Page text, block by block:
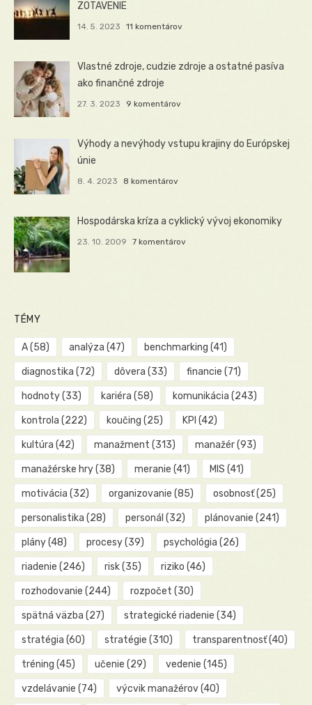
ZOTAVENIE
14. 5. 2023 11 komentárov
Vlastné zdroje, cudzie zdroje a ostatné pasíva
ako finančné zdroje
27. 3. 2023 9 komentárov
Výhody a nevýhody vstupu krajiny do Európskej
únie
8. 4. 2023 8 komentárov
Hospodárska kríza a cyklický vývoj ekonomiky
23. 10. 2009 7 komentárov
TÉMY
A(58) analýza (47) benchmarking (41)
diagnostika (72) dôvera (33) financie (71)
hodnoty(33) kariéra (58) komunikácia (243)
kontrola (222) koučing (25) KPI (42)
kultúra (42) manažment (313) manažér(93)
manažérske hry(38) meranie (41) MIS (41)
motivácia (32) organizovanie (85) osobnosť(25)
personalistika (28) personál (32) plánovanie (241)
plány(48) procesy(39) psychológia (26)
riadenie (246) risk(35) riziko (46)
rozhodovanie (244) rozpočet (30)
spätná väzba (27) strategické riadenie (34)
stratégia (60) stratégie (310) transparentnosť(40)
tréning (45) učenie (29) vedenie (145)
vzdelávanie (74) výcvik manažérov(40)